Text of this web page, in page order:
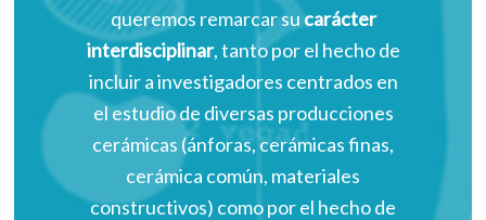
queremos remarcar sucarácter
interdisciplinar, tanto por el hecho de
incluir a investigadores centrados en
el estudio de diversas producciones
cerámicas (ánforas, cerámicas finas,
cerámica común, materiales
constructivos) como por el hecho de